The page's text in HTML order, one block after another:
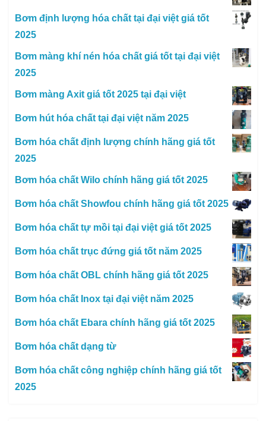
Bơm định lượng hóa chất tại đại việt giá tốt
2025
Bơm màng khí nén hóa chất giá tốt tại đại việt
2025
Bơm màng Axit giá tốt 2025 tại đại việt
Bơm hút hóa chất tại đại việt năm 2025
Bơm hóa chất định lượng chính hãng giá tốt
2025
Bơm hóa chất Wilo chính hãng giá tốt 2025
Bơm hóa chất Showfou chính hãng giá tốt 2025
Bơm hóa chất tự mồi tại đại việt giá tốt 2025
Bơm hóa chất trục đứng giá tốt năm 2025
Bơm hóa chất OBL chính hãng giá tốt 2025
Bơm hóa chất Inox tại đại việt năm 2025
Bơm hóa chất Ebara chính hãng giá tốt 2025
Bơm hóa chất dạng từ
Bơm hóa chất công nghiệp chính hãng giá tốt
2025